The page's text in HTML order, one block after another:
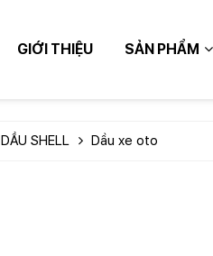
GIỚI THIỆU SẢN PHẨM
DẦU SHELL Dầu xe oto